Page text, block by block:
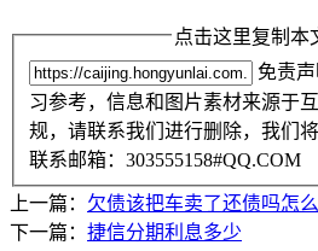
点击这里复制本
免责
习参考，信息和图片素材来源于
规，请联系我们进行删除，我们
联系邮箱：303555158#QQ.COM
上一篇： 欠债该把车卖了还债吗怎
下一篇： 捷信分期利息多少